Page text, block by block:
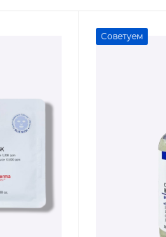
Советуем